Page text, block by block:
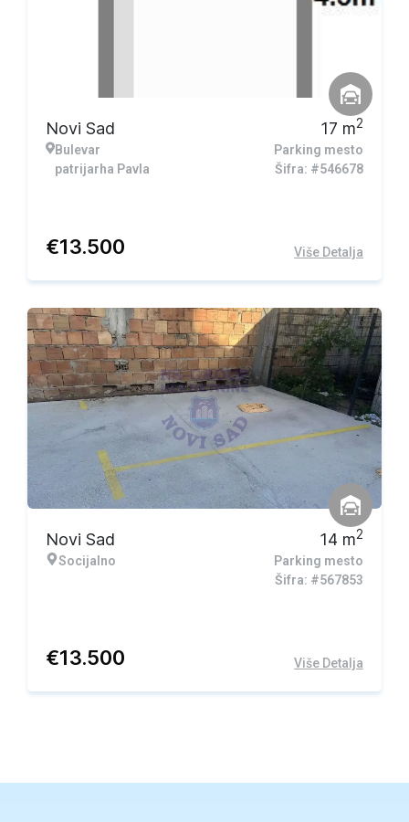
Novi Sad
Bulevar
patrijarha Pavla
17 m2
Parking mesto
Šifra: #546678
€13.500 Više Detalja
Novi Sad
Socijalno
14 m2
Parking mesto
Šifra: #567853
€13.500 Više Detalja